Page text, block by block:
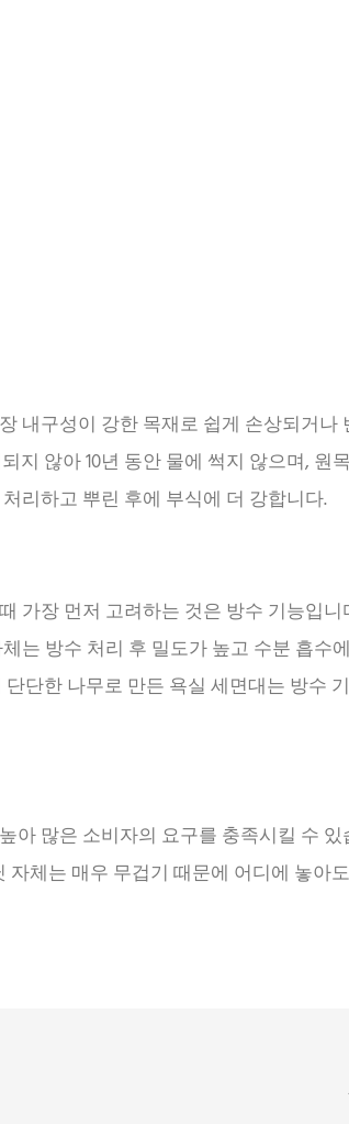
내구성이 강한 목재로 쉽게 손상되거나
지 않아 10년 동안 물에 썩지 않으며, 원
리하고 뿌린 후에 부식에 더 강합니다.
가장 먼저 고려하는 것은 방수 기능입니
는 방수 처리 후 밀도가 높고 수분 흡수
단한 나무로 만든 욕실 세면대는 방수
아 많은 소비자의 요구를 충족시킬 수 있
자체는 매우 무겁기 때문에 어디에 놓아